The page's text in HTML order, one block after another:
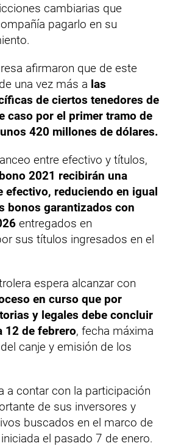
cambiarias que
pagarlo en su
afirmaron que de este
una vez más a las
de ciertos tenedores de
caso por el primer tramo de
420 millones de dólares.
entre efectivo y títulos,
2021 recibirán una
efectivo, reduciendo en igual
bonos garantizados con
entregados en
sus títulos ingresados en el
espera alcanzar con
en curso que por
y legales debe concluir
12 de febrero, fecha máxima
canje y emisión de los
a contar con la participación
de sus inversores y
buscados en el marco de
el pasado 7 de enero.